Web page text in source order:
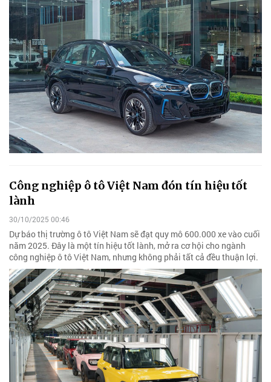
Công nghiệp ô tô Việt Nam đón tín hiệu tốt
lành
30/10/2025 00:46
Dự báo thị trường ô tô Việt Nam sẽ đạt quy mô 600.000 xe vào cuối
năm 2025. Đây là một tín hiệu tốt lành, mở ra cơ hội cho ngành
công nghiệp ô tô Việt Nam, nhưng không phải tất cả đều thuận lợi.